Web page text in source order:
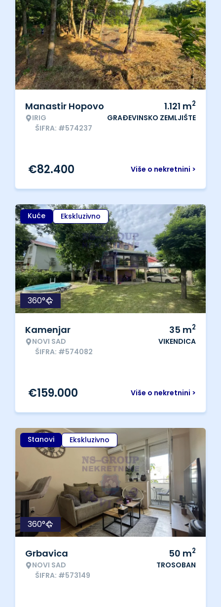
Manastir Hopovo
IRIG
ŠIFRA: #574237
1.121 m2
GRAĐEVINSKO ZEMLJIŠTE
Više o nekretnini >
€82.400
Kuće Ekskluzivno
360°
Kamenjar
NOVI SAD
ŠIFRA: #574082
35 m2
VIKENDICA
Više o nekretnini >
€159.000
Stanovi Ekskluzivno
360°
Grbavica
NOVI SAD
ŠIFRA: #573149
50 m2
TROSOBAN